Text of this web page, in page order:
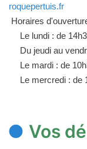
roquepertuis.fr
Horaires
Le lundi : de
Du jeudi au
Le mardi : de
Le mercredi : de
Vos